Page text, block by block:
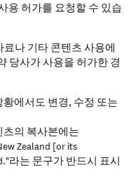
용 허가를 요청할 수 있습
나 기타 콘텐츠 사용에
당사가 사용을 허가한 경
에서도 변경, 수정 또는
의 복사본에는
Zealand [or its
라는 문구가 반드시 표시